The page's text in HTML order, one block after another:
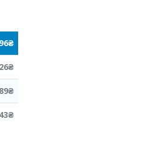
₴
₴
₴
₴